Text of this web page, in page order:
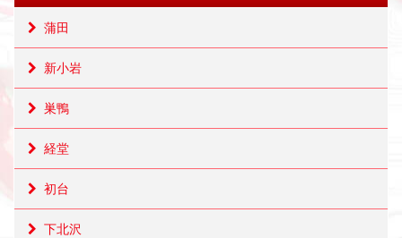
蒲田
新小岩
巣鴨
経堂
初台
下北沢